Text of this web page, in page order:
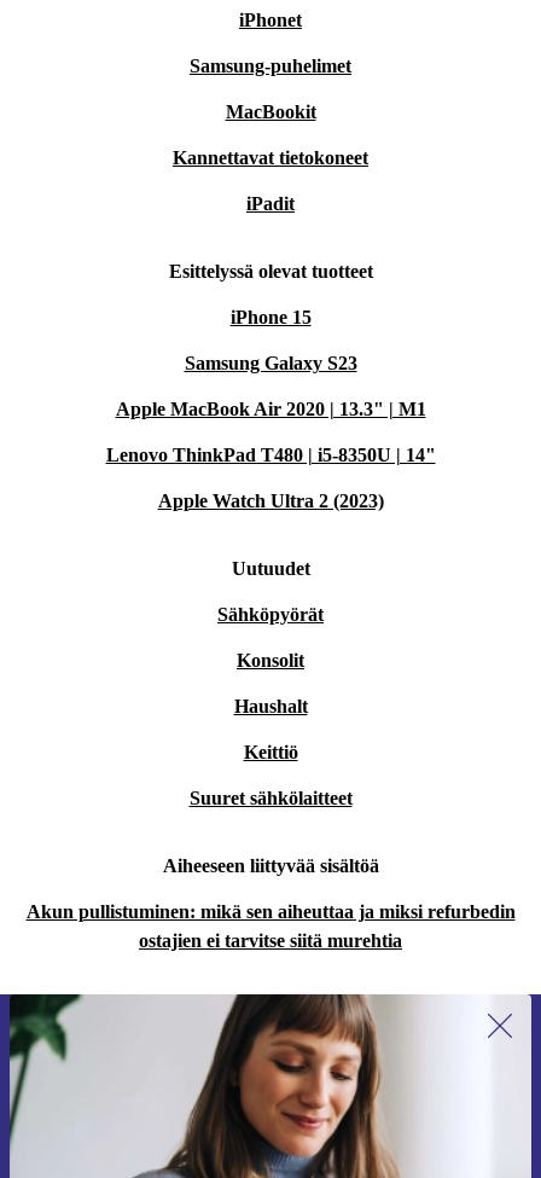
iPhonet
Samsung-puhelimet
MacBookit
Kannettavat tietokoneet
iPadit
Esittelyssä olevat tuotteet
iPhone 15
Samsung Galaxy S23
Apple MacBook Air 2020 | 13.3" | M1
Lenovo ThinkPad T480 | i5-8350U | 14"
Apple Watch Ultra 2 (2023)
Uutuudet
Sähköpyörät
Konsolit
Haushalt
Keittiö
Suuret sähkölaitteet
Aiheeseen liittyvää sisältöä
Akun pullistuminen: mikä sen aiheuttaa ja miksi refurbedin
ostajien ei tarvitse siitä murehtia
Liity ensimmäistä kertaa uutiskirjeen
tilaajaksi ja säästä 15 €!
Älä missaa enää yhtäkään tarjousta.